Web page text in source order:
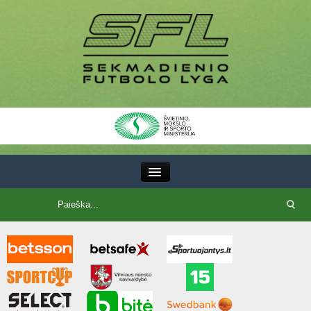
SFL taurė
7x7 CUP